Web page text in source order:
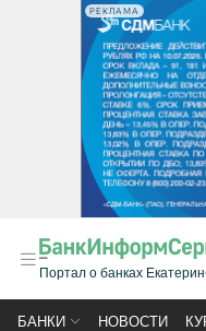
РЕКЛАМА
Портал о банках
БАНКИ НОВОСТИ